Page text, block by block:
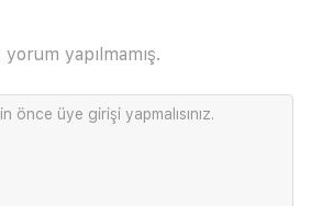
yapılmamış.
önce üye girişi yapmalısınız.